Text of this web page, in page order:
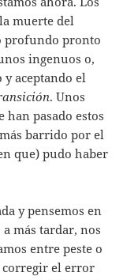
muerte del
profundo pronto
ingenuos o,
aceptando el
. Unos
pasado estos
barrido por el
que) pudo haber
y pensemos en
más tardar, nos
entre peste o
corregir el error